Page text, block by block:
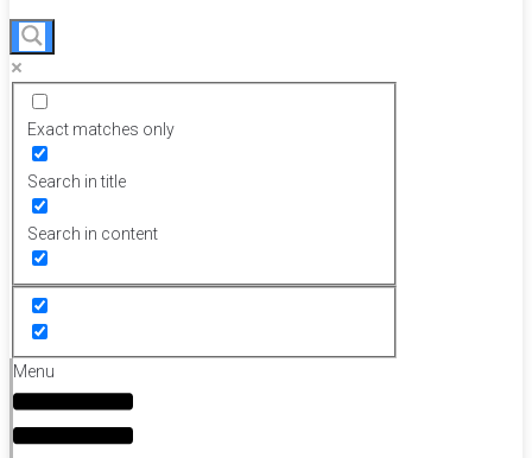
Exact matches only
Search in title
Search in content
Menu